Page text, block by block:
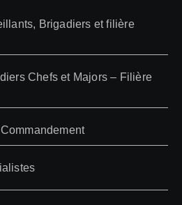
Brigadiers et filière
Chefs et Majors – Filière